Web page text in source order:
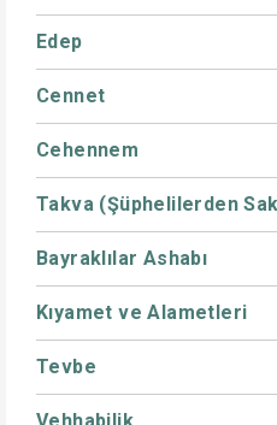
Edep
Cennet
Cehennem
Takva (Şüphelilerden
Bayraklılar Ashabı
Kıyamet ve Alametleri
Tevbe